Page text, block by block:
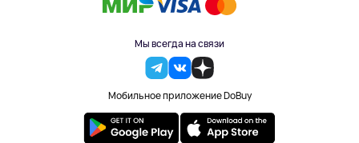
Мы всегда на связи
Мобильное приложение DoBuy